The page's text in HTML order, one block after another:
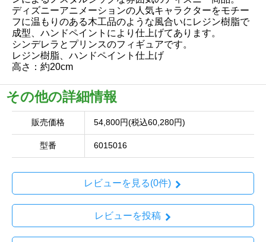
ディズニーアニメーションの人気キャラクターをモチー
フに温もりのある木工品のような風合いにレジン樹脂で
成型、ハンドペイントにより仕上げてあります。
シンデレラとプリンスのフィギュアです。
レジン樹脂、ハンドペイント仕上げ
高さ：約20cm
その他の詳細情報
販売価格 54,800円(税込60,280円)
型番 6015016
レビューを見る(0件)
レビューを投稿